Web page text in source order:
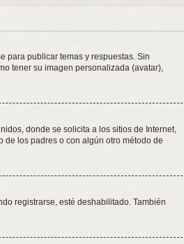
para publicar temas y respuestas. Sin
tener su imagen personalizada (avatar),
donde se solicita a los sitios de Internet,
de los padres o con algún otro método de
registrarse, esté deshabilitado. También